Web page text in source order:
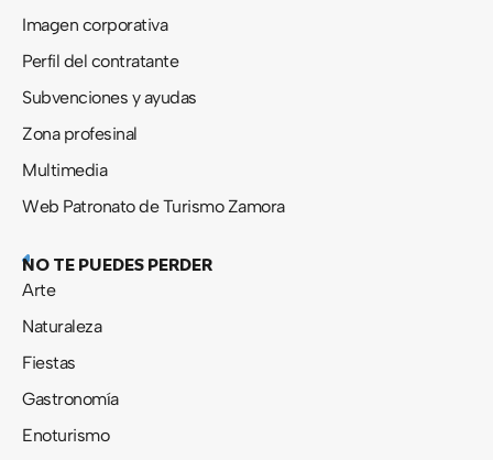
Imagen corporativa
Perfil del contratante
Subvenciones y ayudas
Zona profesinal
Multimedia
Web Patronato de Turismo Zamora
NO TE PUEDES PERDER
Arte
Naturaleza
Fiestas
Gastronomía
Enoturismo